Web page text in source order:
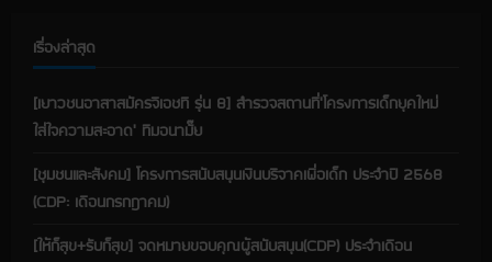
g
เรื่องล่าสุด
[เยาวชนอาสาสมัครจีเอชที รุ่น 8] สำรวจสถานที่’โครงการเด็กยุคใหม่
ใส่ใจความสะอาด’ ทีมอนามั๊ย
[ชุมชนและสังคม] โครงการสนับสนุนเงินบริจาคเพื่อเด็ก ประจำปี 2568
(CDP: เดือนกรกฎาคม)
[ให้ก็สุข+รับก็สุข] จดหมายขอบคุณผู้สนับสนุน(CDP) ประจำเดือน